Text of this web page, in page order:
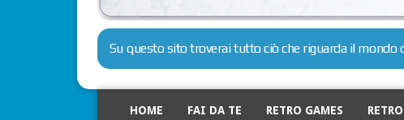
Su questo sito troverai tutto ciò che riguarda il mondo
HOME FAI DA TE RETRO GAMES